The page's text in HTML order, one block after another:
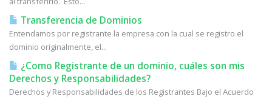
Transferencia de Dominios
Entendamos por registrante la empresa con la cual se registro el
dominio originalmente, el...
¿Como Registrante de un dominio, cuáles son mis
Derechos y Responsabilidades?
Derechos y Responsabilidades de los Registrantes Bajo el Acuerdo